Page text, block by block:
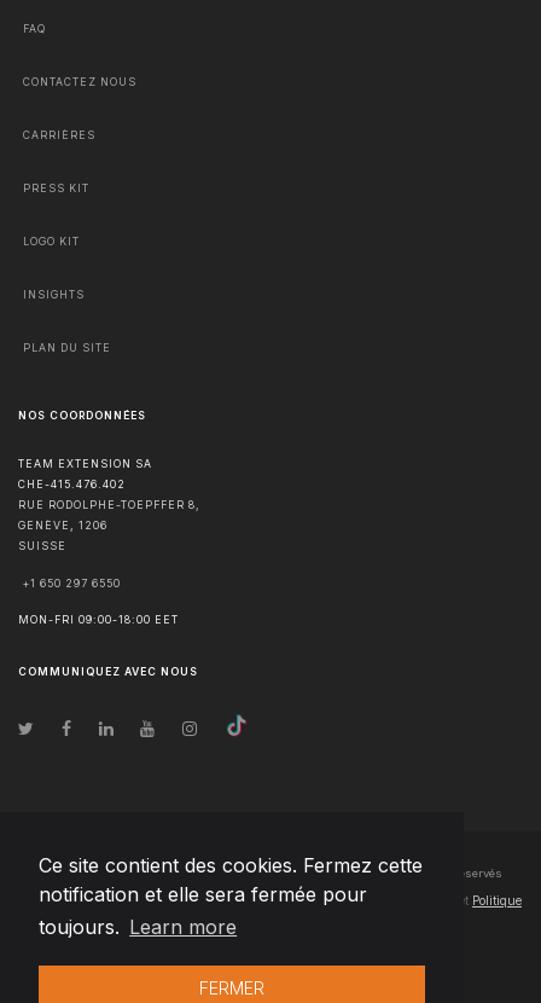
Ce site contient des cookies. Fermez cette
notification et elle sera fermée pour
toujours. Learn more
FERMER
FAQ
CONTACTEZ NOUS
CARRIÈRES
PRESS KIT
LOGO KIT
INSIGHTS
PLAN DU SITE
NOS COORDONNÉES
TEAM EXTENSION SA
CHE-415.476.402
RUE RODOLPHE-TOEPFFER 8,
GENÈVE
1206
SUISSE
+1 650 297 6550
MON-FRI 09:00-18:00 EET
COMMUNIQUEZ AVEC NOUS
© Droits d'auteur2026 Team Extension SA France- Tous les droits sont réservés
Changelog● En utilisant ce site, vous acceptez nos Conditions d'utilisation et Politique
de confidentialité